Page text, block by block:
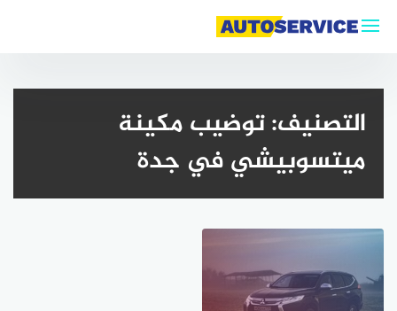
التصنيف:توضيب مكينة
ميتسوبيشي في جدة